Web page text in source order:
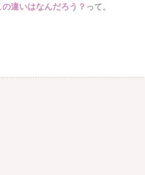
違いはなんだろう？ って。